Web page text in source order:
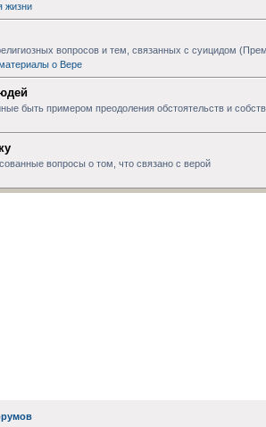
жизни
вопросов и тем, связанных с суицидом
о Вере
быть примером преодоления обстоятельств и
вопросы о том, что связано с верой